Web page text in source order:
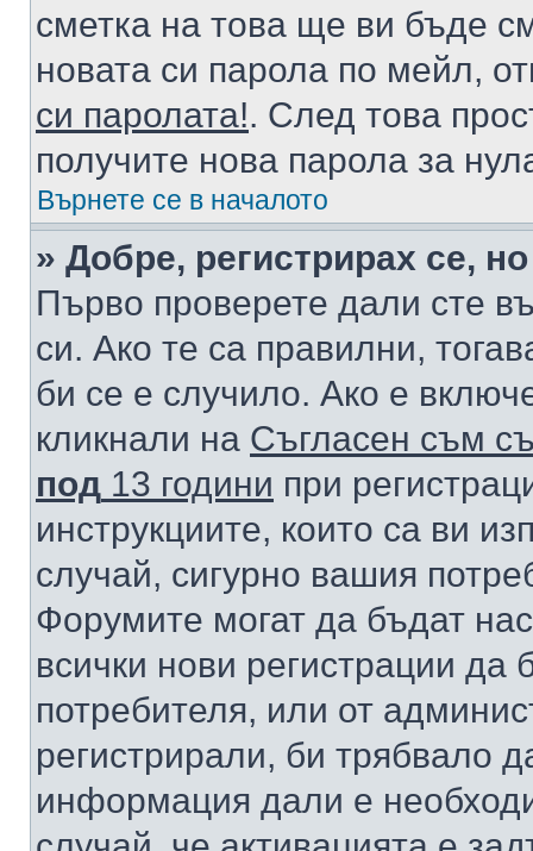
сметка на това ще ви бъде
новата си парола по мейл,
си паролата!. След това
получите нова парола за
Върнете се в началото
» Добре, регистрирах се,
Първо проверете дали сте
си. Ако те са правилни,
би се е случило. Ако е
кликнали на Съгласен съм
под 13 години при
инструкциите, които са ви
случай, сигурно вашия
Форумите могат да бъдат
всички нови регистрации да
потребителя, или от
регистрирали, би трябвало
информация дали е